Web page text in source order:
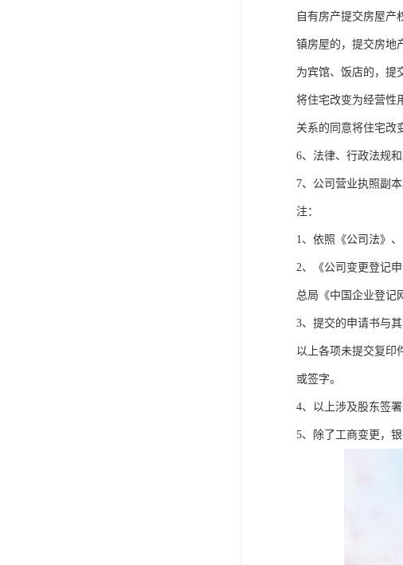
自有房产提交房屋产
镇房屋的，提交房地
为宾馆、饭店的，提
将住宅改变为经营性
关系的同意将住宅改
6、法律、行政法规
7、公司营业执照副本
注：
1、依照《公司法》
2、《公司变更登记
总局《中国企业登记
3、提交的申请书与
以上各项未提交复印
或签字。
4、以上涉及股东签
5、除了工商变更，